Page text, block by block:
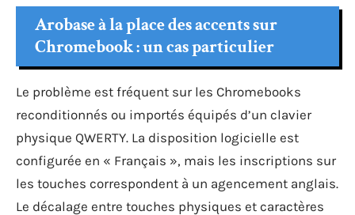
Arobase à la place des accents sur
Chromebook : un cas particulier
Le problème est fréquent sur les Chromebooks
reconditionnés ou importés équipés d’un clavier
physique QWERTY. La disposition logicielle est
configurée en « Français », mais les inscriptions sur
les touches correspondent à un agencement anglais.
Le décalage entre touches physiques et caractères